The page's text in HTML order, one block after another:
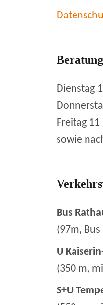
Dienstag
Freitag
sowie
Bus
(97m, Bus
U
(350 m,
S+U